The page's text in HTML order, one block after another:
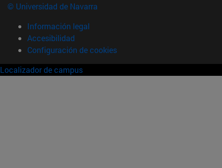
© Universidad de Navarra
Información legal
Accesibilidad
Configuración de cookies
Localizador de campus